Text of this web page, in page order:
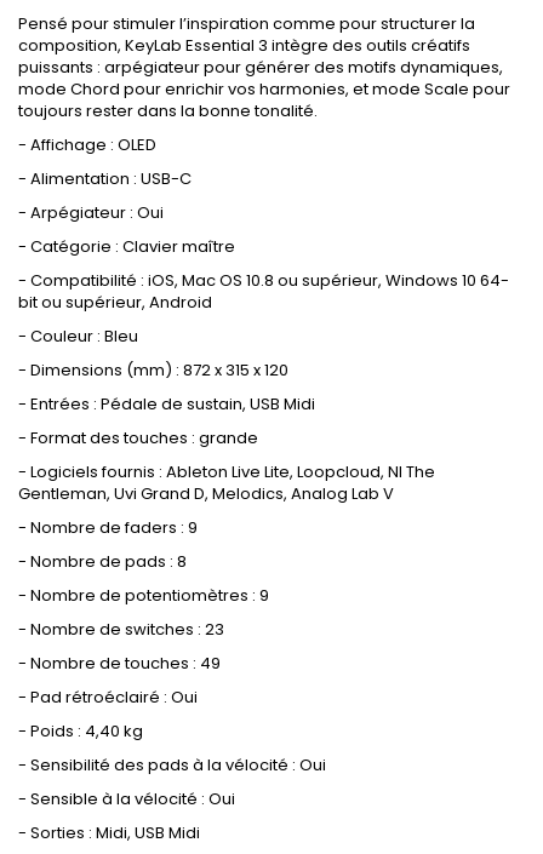
Pensé pour stimuler l’inspiration comme pour structurer la
composition, KeyLab Essential 3 intègre des outils créatifs
puissants : arpégiateur pour générer des motifs dynamiques,
mode Chord pour enrichir vos harmonies, et mode Scale pour
toujours rester dans la bonne tonalité.
- Affichage : OLED
- Alimentation : USB-C
- Arpégiateur : Oui
- Catégorie : Clavier maître
- Compatibilité : iOS, Mac OS 10.8 ou supérieur, Windows 10 64-
bit ou supérieur, Android
- Couleur : Bleu
- Dimensions (mm) : 872 x 315 x 120
- Entrées : Pédale de sustain, USB Midi
- Format des touches : grande
- Logiciels fournis : Ableton Live Lite, Loopcloud, NI The
Gentleman, Uvi Grand D, Melodics, Analog Lab V
- Nombre de faders : 9
- Nombre de pads : 8
- Nombre de potentiomètres : 9
- Nombre de switches : 23
- Nombre de touches : 49
- Pad rétroéclairé : Oui
- Poids : 4,40 kg
- Sensibilité des pads à la vélocité : Oui
- Sensible à la vélocité : Oui
- Sorties : Midi, USB Midi